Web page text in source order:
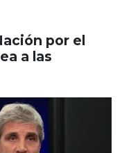
por el
a las